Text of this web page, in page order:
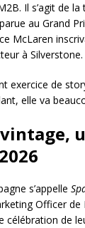
Il s’agit de
au Grand
McLaren
à Silverstone.
exercice de
elle va
s’appelle
Officer de
célébration de